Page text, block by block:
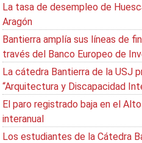
La tasa de desempleo de
Aragón
Bantierra amplía sus líneas de
través del Banco Europeo de
La cátedra Bantierra de la USJ
“Arquitectura y Discapacidad
El paro registrado baja en el
interanual
Los estudiantes de la Cátedra